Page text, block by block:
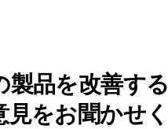
品を改善する
をお聞かせく